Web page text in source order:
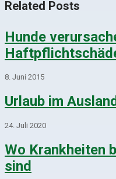
Related Posts
Hunde
8. Juni 2015
Urlaub im
24. Juli 2020
Wo Krankheiten
sind